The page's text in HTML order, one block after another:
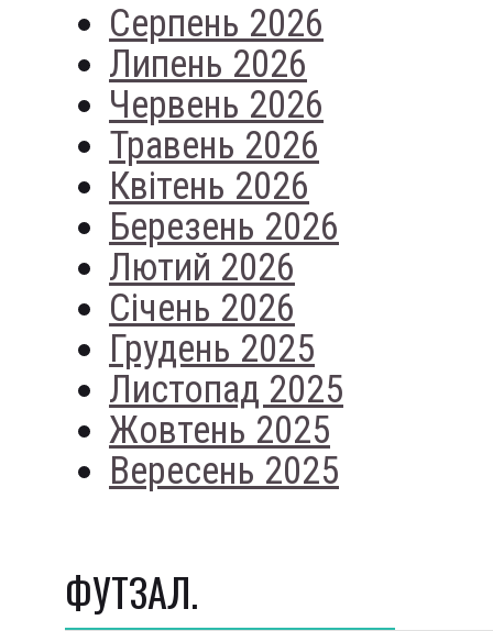
Серпень 2026
Липень 2026
Червень 2026
Травень 2026
Квітень 2026
Березень 2026
Лютий 2026
Січень 2026
Грудень 2025
Листопад 2025
Жовтень 2025
Вересень 2025
ФУТЗАЛ.